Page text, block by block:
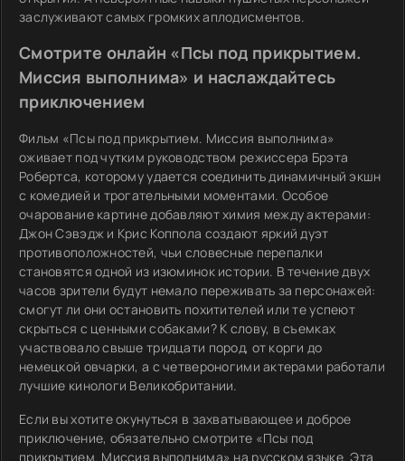
заслуживают самых громких аплодисментов.
Смотрите онлайн «Псы под прикрытием.
Миссия выполнима» и наслаждайтесь
приключением
Фильм «Псы под прикрытием. Миссия выполнима»
оживает под чутким руководством режиссера Брэта
Робертса, которому удается соединить динамичный экшн
с комедией и трогательными моментами. Особое
очарование картине добавляют химия между актерами:
Джон Сэвэдж и Крис Коппола создают яркий дуэт
противоположностей, чьи словесные перепалки
становятся одной из изюминок истории. В течение двух
часов зрители будут немало переживать за персонажей:
смогут ли они остановить похитителей или те успеют
скрыться с ценными собаками? К слову, в съемках
участвовало свыше тридцати пород, от корги до
немецкой овчарки, а с четвероногими актерами работали
лучшие кинологи Великобритании.
Если вы хотите окунуться в захватывающее и доброе
приключение, обязательно смотрите «Псы под
прикрытием. Миссия выполнима» на русском языке. Эта